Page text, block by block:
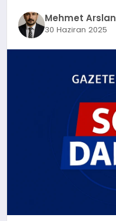
EĞITIMMehmet Arslan
30 Haziran 2025